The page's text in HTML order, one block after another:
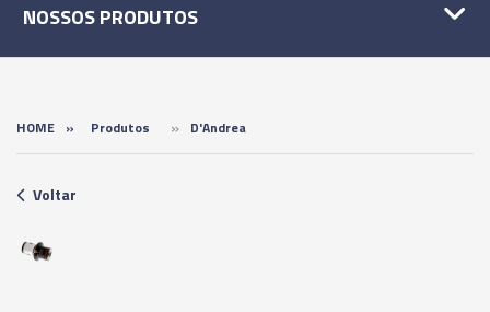
NOSSOS PRODUTOS
HOME » Produtos » D'Andrea
Voltar